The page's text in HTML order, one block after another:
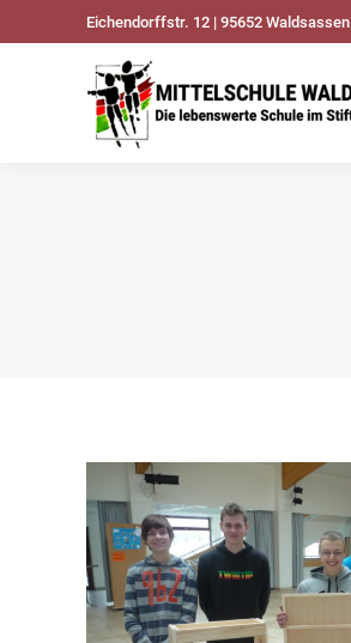
Eichendorffstr. 12 | 95652 Waldsassen